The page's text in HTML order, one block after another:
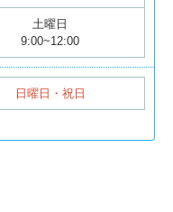
土曜日
9:00~12:00
日曜日・祝日